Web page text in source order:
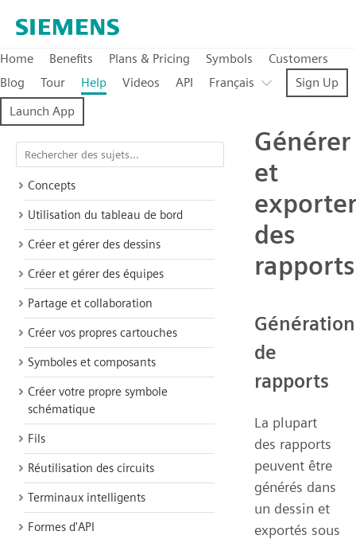
Home Benefits Plans & Pricing Symbols
Customers
Blog
Tour Help Videos API Français
Sign Up
Launch App
Concepts
Utilisation du tableau de bord
Créer et gérer des dessins
Créer et gérer des équipes
Partage et collaboration
Créer vos propres cartouches
Symboles et composants
Créer votre propre symbole
schématique
Fils
Réutilisation des circuits
Terminaux intelligents
Formes d'API
Générer
et
exporter
des
rapports
Génération
de
rapports
La plupart
des rapports
peuvent être
générés dans
un dessin et
exportés sous